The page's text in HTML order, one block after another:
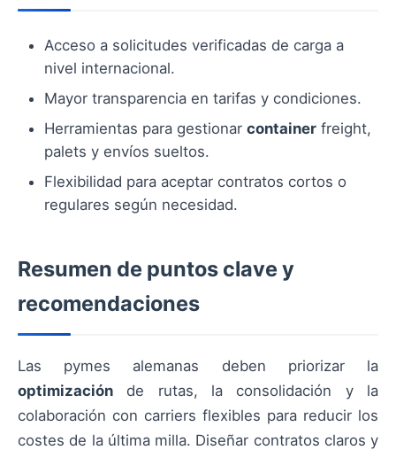
Acceso a solicitudes verificadas de carga a
nivel internacional.
Mayor transparencia en tarifas y condiciones.
Herramientas para gestionar container freight,
palets y envíos sueltos.
Flexibilidad para aceptar contratos cortos o
regulares según necesidad.
Resumen de puntos clave y
recomendaciones
Las pymes alemanas deben priorizar la
optimización de rutas, la consolidación y la
colaboración con carriers flexibles para reducir los
costes de la última milla. Diseñar contratos claros y